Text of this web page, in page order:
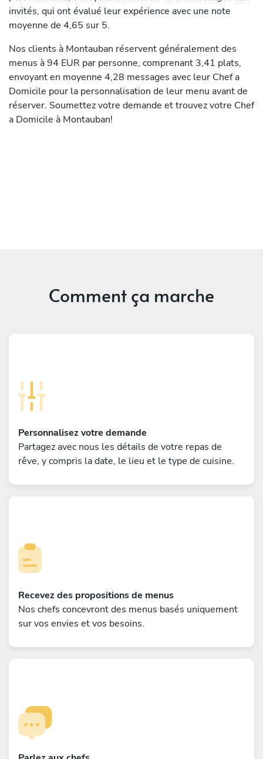
invités, qui ont évalué leur expérience avec une note
moyenne de 4,65 sur 5.
Nos clients à Montauban réservent généralement des
menus à 94 EUR par personne, comprenant 3,41 plats,
envoyant en moyenne 4,28 messages avec leur Chef a
Domicile pour la personnalisation de leur menu avant de
réserver. Soumettez votre demande et trouvez votre Chef
a Domicile à Montauban!
Comment ça marche
Personnalisez votre demande
Partagez avec nous les détails de votre repas de
rêve, y compris la date, le lieu et le type de cuisine.
Recevez des propositions de menus
Nos chefs concevront des menus basés uniquement
sur vos envies et vos besoins.